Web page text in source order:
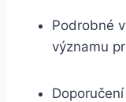
Podrobné
významu